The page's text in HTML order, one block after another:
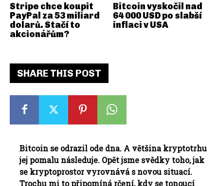
SHARE THIS POST
Bitcoin se odrazil ode dna. A většina kryptotrhu
jej pomalu následuje. Opět jsme svědky toho, jak
se kryptoprostor vyrovnává s novou situací.
Trochu mi to připomíná rčení, kdy se tonoucí
Stripe chce koupit
PayPal za 53 miliard
dolarů. Stačí to
akcionářům?
Bitcoin vyskočil nad
64 000 USD po slabší
inflaci v USA